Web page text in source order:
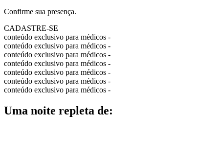
Confirme sua presença.
CADASTRE-SE
conteúdo exclusivo para médicos -
conteúdo exclusivo para médicos -
conteúdo exclusivo para médicos -
conteúdo exclusivo para médicos -
conteúdo exclusivo para médicos -
conteúdo exclusivo para médicos -
conteúdo exclusivo para médicos -
Uma noite repleta de: